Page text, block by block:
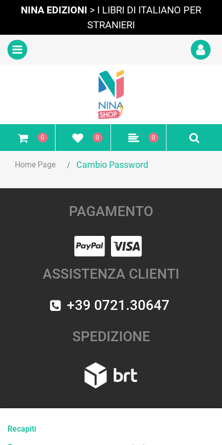
NINA EDIZIONI > I LIBRI DI ITALIANO PER
STRANIERI
Open
0 0 0
Home Page Cambio Password
PAGAMENTO
ASSISTENZA CLIENTI
+39 0721.30647
SPEDIZIONE
Recapiti